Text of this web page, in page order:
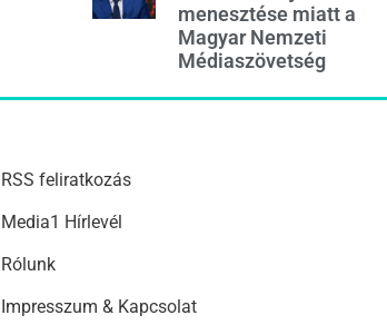
menesztése miatt a
Magyar Nemzeti
Médiaszövetség
RSS feliratkozás
Media1 Hírlevél
Rólunk
Impresszum & Kapcsolat